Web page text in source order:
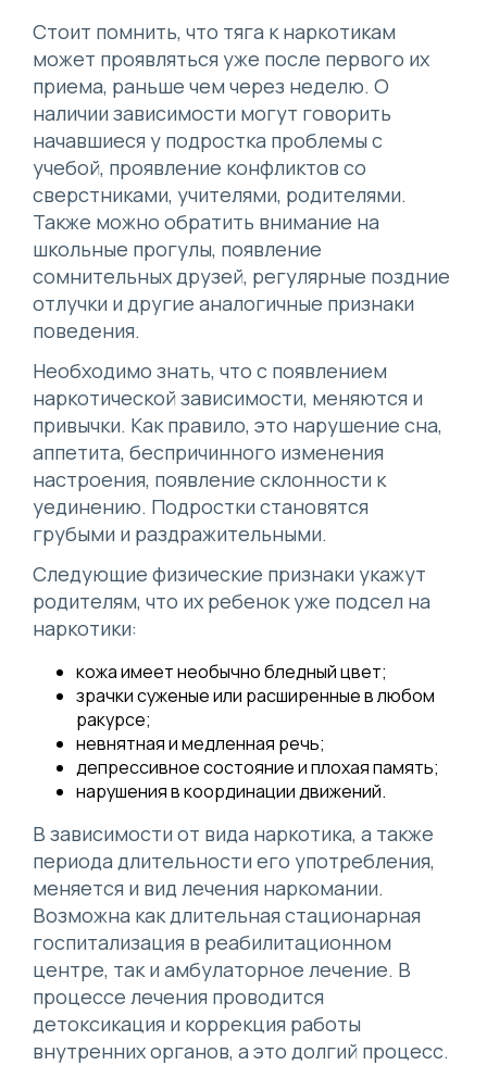
Стоит помнить, что тяга к наркотикам
может проявляться уже после первого их
приема, раньше чем через неделю. О
наличии зависимости могут говорить
начавшиеся у подростка проблемы с
учебой, проявление конфликтов со
сверстниками, учителями, родителями.
Также можно обратить внимание на
школьные прогулы, появление
сомнительных друзей, регулярные поздние
отлучки и другие аналогичные признаки
поведения.
Необходимо знать, что с появлением
наркотической зависимости, меняются и
привычки. Как правило, это нарушение сна,
аппетита, беспричинного изменения
настроения, появление склонности к
уединению. Подростки становятся
грубыми и раздражительными.
Следующие физические признаки укажут
родителям, что их ребенок уже подсел на
наркотики:
кожа имеет необычно бледный цвет;
зрачки суженые или расширенные в любом
ракурсе;
невнятная и медленная речь;
депрессивное состояние и плохая память;
нарушения в координации движений.
В зависимости от вида наркотика, а также
периода длительности его употребления,
меняется и вид лечения наркомании.
Возможна как длительная стационарная
госпитализация в реабилитационном
центре, так и амбулаторное лечение. В
процессе лечения проводится
детоксикация и коррекция работы
внутренних органов, а это долгий процесс.